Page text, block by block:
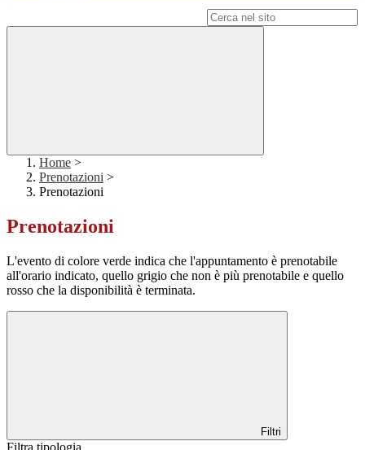
Home >
Prenotazioni >
Prenotazioni
Prenotazioni
L'evento di colore verde indica che l'appuntamento è prenotabile
all'orario indicato, quello grigio che non è più prenotabile e quello
rosso che la disponibilità è terminata.
Filtri